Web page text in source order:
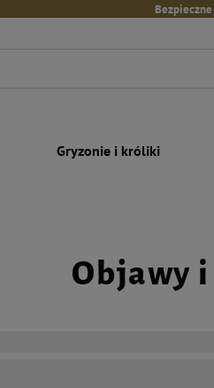
Gryzonie i króliki
Objawy